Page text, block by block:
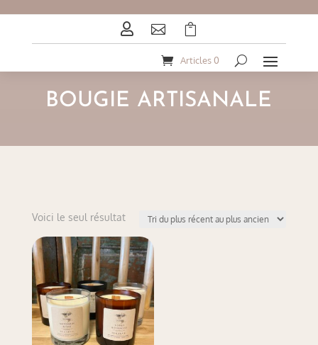
  
Articles 0
BOUGIE ARTISANALE
Voici le seul résultat